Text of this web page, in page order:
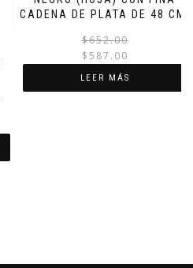
CADENA DE PLATA DE 48 CM.
$652.00
$587.00
LEER MÁS